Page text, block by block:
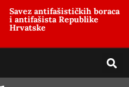
Savez antifašističkih boraca
i antifašista Republike
Hrvatske